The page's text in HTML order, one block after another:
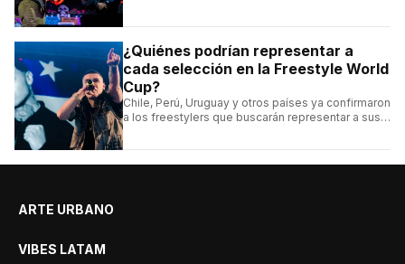
¿Quiénes podrían representar a
cada selección en la Freestyle World
Cup?
Chile, Perú, Uruguay y otros países ya confirmaron
a los freestylers que buscarán representar a sus
ARTE URBANO
VIBES LATAM